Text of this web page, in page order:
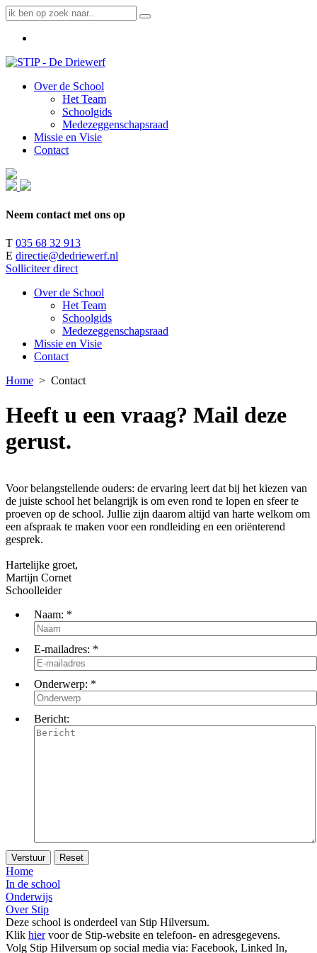
Over de School
Het Team
Schoolgids
Medezeggenschapsraad
Missie en Visie
Contact
Neem contact met ons op
T 035 68 32 913
E directie@dedriewerf.nl
Solliciteer direct
Over de School
Het Team
Schoolgids
Medezeggenschapsraad
Missie en Visie
Contact
Home > Contact
Heeft u een vraag? Mail deze
gerust.
Voor belangstellende ouders: de ervaring leert dat bij het kiezen van
de juiste school het belangrijk is om even rond te lopen en sfeer te
proeven op de school. Jullie zijn daarom altijd van harte welkom om
een afspraak te maken voor een rondleiding en een oriënterend
gesprek.
Hartelijke groet,
Martijn Cornet
Schoolleider
Naam: *
E-mailadres: *
Onderwerp: *
Bericht:
Home
In de school
Onderwijs
Over Stip
Deze school is onderdeel van Stip Hilversum.
Klik hiervoor de Stip-website en telefoon- en adresgegevens.
Volg Stip Hilversum op social media via: Facebook, Linked In,